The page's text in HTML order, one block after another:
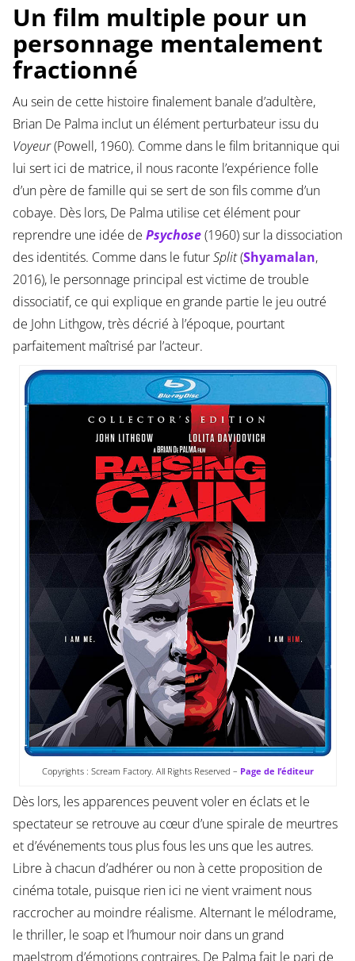
Un film multiple pour un
personnage mentalement
fractionné
Au sein de cette histoire finalement banale d’adultère,
Brian De Palma inclut un élément perturbateur issu du
Voyeur(Powell, 1960). Comme dans le film britannique qui
lui sert ici de matrice, il nous raconte l’expérience folle
d’un père de famille qui se sert de son fils comme d’un
cobaye. Dès lors, De Palma utilise cet élément pour
reprendre une idée de Psychose (1960) sur la dissociation
des identités. Comme dans le futurSplit(Shyamalan,
2016), le personnage principal est victime de trouble
dissociatif, ce qui explique en grande partie le jeu outré
de John Lithgow, très décrié à l’époque, pourtant
parfaitement maîtrisé par l’acteur.
Copyrights : Scream Factory. All Rights Reserved – Page de l’éditeur
Dès lors, les apparences peuvent voler en éclats et le
spectateur se retrouve au cœur d’une spirale de meurtres
et d’événements tous plus fous les uns que les autres.
Libre à chacun d’adhérer ou non à cette proposition de
cinéma totale, puisque rien ici ne vient vraiment nous
raccrocher au moindre réalisme. Alternant le mélodrame,
le thriller, le soap et l’humour noir dans un grand
maelstrom d’émotions contraires, De Palma fait le pari de